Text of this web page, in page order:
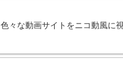
色々な動画サイトをニコ動風に